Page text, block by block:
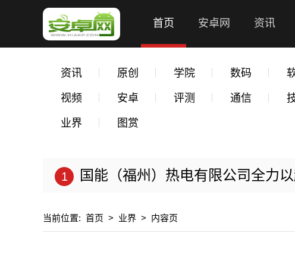
首页 安卓网 资讯
资讯 原创 学院 数码
视频 安卓 评测 通信
业界 图赏
国能（福州）热电有限公司全力以赴防
当前位置: 首页 > 业界 > 内容页